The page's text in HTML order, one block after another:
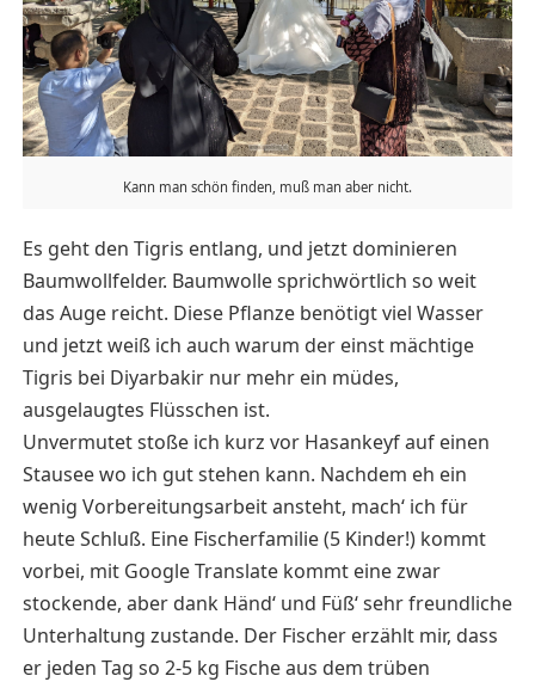
Kann man schön finden, muß man aber nicht.
Es geht den Tigris entlang, und jetzt dominieren
Baumwollfelder. Baumwolle sprichwörtlich so weit
das Auge reicht. Diese Pflanze benötigt viel Wasser
und jetzt weiß ich auch warum der einst mächtige
Tigris bei Diyarbakir nur mehr ein müdes,
ausgelaugtes Flüsschen ist.
Unvermutet stoße ich kurz vor Hasankeyf auf einen
Stausee wo ich gut stehen kann. Nachdem eh ein
wenig Vorbereitungsarbeit ansteht, mach‘ ich für
heute Schluß. Eine Fischerfamilie (5 Kinder!) kommt
vorbei, mit Google Translate kommt eine zwar
stockende, aber dank Händ‘ und Füß‘ sehr freundliche
Unterhaltung zustande. Der Fischer erzählt mir, dass
er jeden Tag so 2-5 kg Fische aus dem trüben